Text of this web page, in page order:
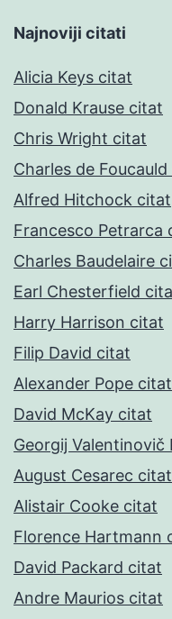
Najnoviji citati
Alicia Keys citat
Donald Krause citat
Chris Wright citat
Charles de
Alfred Hitchock citat
Francesco Petrarca
Charles Baudelaire
Earl Chesterfield
Harry Harrison citat
Filip David citat
Alexander Pope citat
David McKay citat
Georgij Valentinovič
August Cesarec citat
Alistair Cooke citat
Florence Hartmann
David Packard citat
Andre Maurios citat